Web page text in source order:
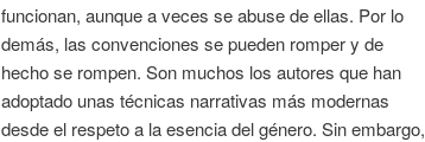
funcionan, aunque a veces se abuse de ellas. Por lo
demás, las convenciones se pueden romper y de
hecho se rompen. Son muchos los autores que han
adoptado unas técnicas narrativas más modernas
desde el respeto a la esencia del género. Sin embargo,